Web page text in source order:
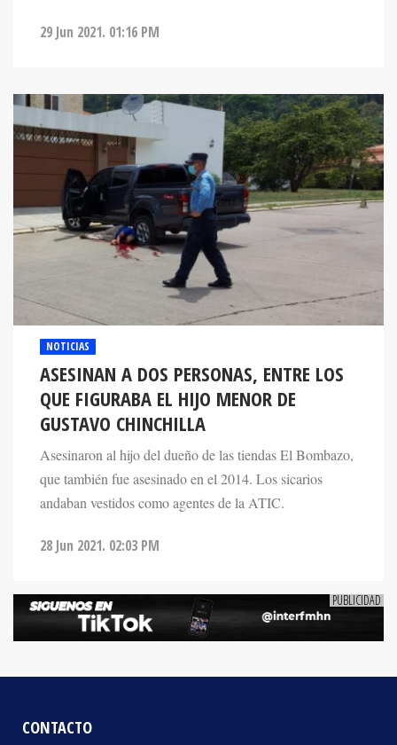
NOTICIAS
ASESINAN A DOS PERSONAS, ENTRE LOS
QUE FIGURABA EL HIJO MENOR DE
GUSTAVO CHINCHILLA
Asesinaron al hijo del dueño de las tiendas El Bombazo,
que también fue asesinado en el 2014. Los sicarios
andaban vestidos como agentes de la ATIC.
CONTACTO